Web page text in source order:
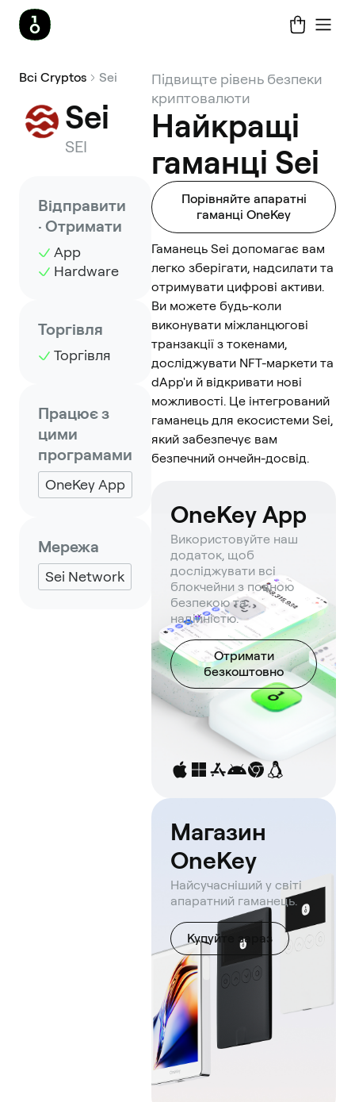
Всі Cryptos Sei
Sei
SEI
Відправити
· Отримати
App
Hardware
Торгівля
Торгівля
Працює з
цими
програмами
OneKey App
Мережа
Sei Network
Підвищте рівень безпеки
криптовалюти
Найкращі
гаманці Sei
Порівняйте апаратні
гаманці OneKey
Гаманець Sei допомагає вам
легко зберігати, надсилати та
отримувати цифрові активи.
Ви можете будь-коли
виконувати міжланцюгові
транзакції з токенами,
досліджувати NFT-маркети та
dApp'и й відкривати нові
можливості. Це інтегрований
гаманець для екосистеми Sei,
який забезпечує вам
безпечний ончейн-досвід.
OneKey App
Використовуйте наш
додаток, щоб
досліджувати всі
блокчейни з повною
безпекою та
надійністю.
Отримати
безкоштовно
Магазин
OneKey
Найсучасніший у світі
апаратний гаманець.
Купуйте зараз